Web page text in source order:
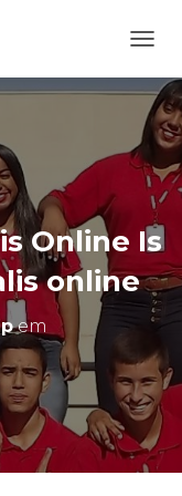
L
T
E
R
N
A
N
A
E
G
O
Online Is
online
em